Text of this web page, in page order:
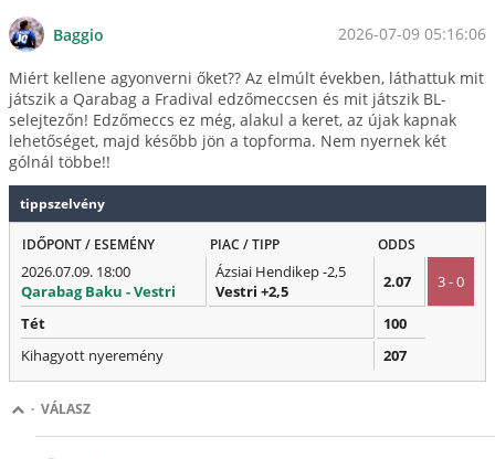
Baggio 2026-07-09 05:16:06
Miért kellene agyonverni őket?? Az elmúlt években, láthattuk mit
játszik a Qarabag a Fradival edzőmeccsen és mit játszik BL-
selejtezőn! Edzőmeccs ez még, alakul a keret, az újak kapnak
lehetőséget, majd később jön a topforma. Nem nyernek két
gólnál többe!!
tippszelvény
IDŐPONT / ESEMÉNY PIAC / TIPP ODDS
2026.07.09. 18:00
Qarabag Baku - Vestri
Ázsiai Hendikep -2,5
Vestri +2,5
2.07 3 - 0
Tét
100
Kihagyott nyeremény
207
· VÁLASZ